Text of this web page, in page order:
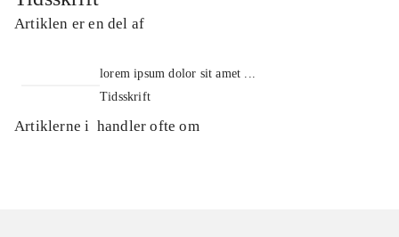
Artiklen er en del af
lorem ipsum dolor sit amet ...
Tidsskrift
Artiklerne i handler ofte om